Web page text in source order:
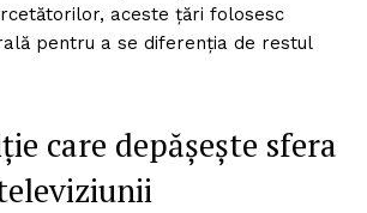
aceste țări folosesc
pentru a se diferenția de restul
care depășește sfera